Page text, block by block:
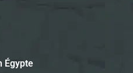
Égypte